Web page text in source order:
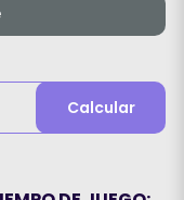
Calcular